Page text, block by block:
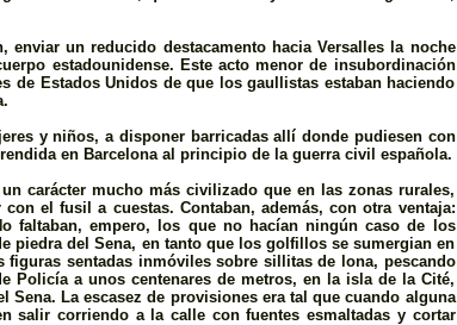
un reducido destacamento hacia Versalles la noche
estadounidense. Este acto menor de insubordinación
de Estados Unidos de que los gaullistas estaban haciendo
y niños, a disponer barricadas allí donde pudiesen con
en Barcelona al principio de la guerra civil española.
carácter mucho más civilizado que en las zonas rurales,
el fusil a cuestas. Contaban, además, con otra ventaja:
faltaban, empero, los que no hacían ningún caso de los
piedra del Sena, en tanto que los golfillos se sumergian en
sentadas inmóviles sobre sillitas de lona, pescando
Policía a unos centenares de metros, en la isla de la Cité,
La escasez de provisiones era tal que cuando alguna
salir corriendo a la calle con fuentes esmaltadas y cortar